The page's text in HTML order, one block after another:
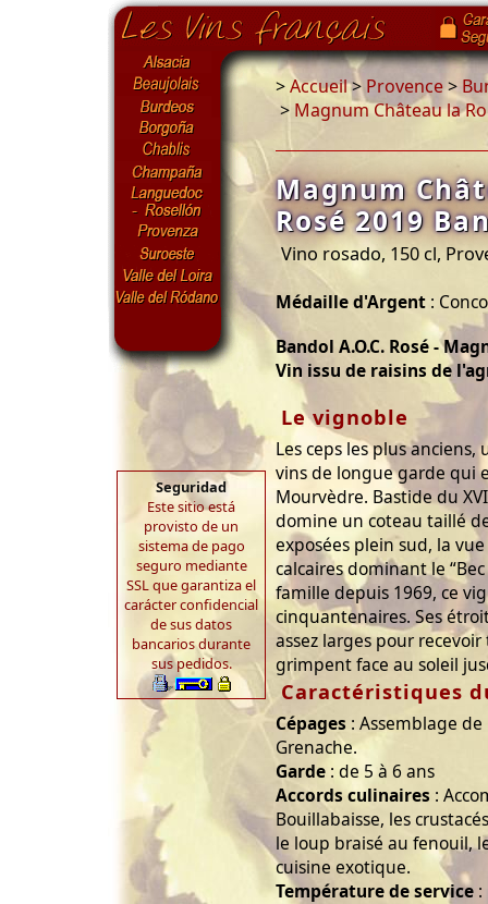
Seguridad
Este sitio está
provisto de un
sistema de pago
seguro mediante
SSL que garantiza el
carácter confidencial
de sus datos
bancarios durante
sus pedidos.
>Accueil>Provence>
> Magnum Château la
Magnum
Rosé 2019
Vino rosado, 150 cl,
Médaille d'Argent :
Bandol A.O.C. Rosé -
Vin issu de raisins de
Le vignoble
Les ceps les plus
vins de longue garde
Mourvèdre. Bastide du
domine un coteau taillé
exposées plein sud, la
calcaires dominant le
famille depuis 1969, ce
cinquantenaires. Ses
assez larges pour
grimpent face au soleil
Caractéristiques
Cépages : Assemblage
Grenache.
Garde : de 5 à 6 ans
Accords culinaires :
Bouillabaisse, les
le loup braisé au fenouil,
cuisine exotique.
Température de service :